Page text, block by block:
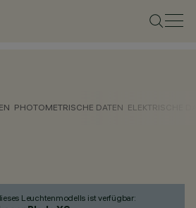
PHOTOMETRISCHE DATEN ELEKTRISCHE
Leuchtenmodells ist verfügbar: